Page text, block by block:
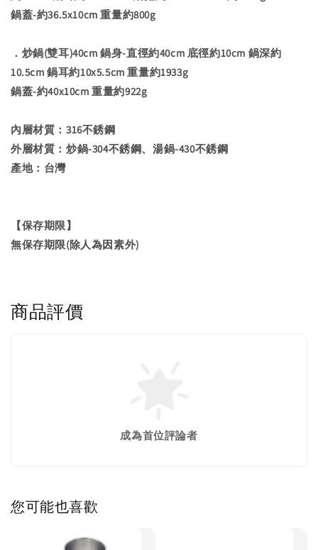
鍋蓋-約36.5x10cm 重量約800g
．炒鍋(雙耳)40cm 鍋身-直徑約40cm 底徑約10cm 鍋深約
10.5cm 鍋耳約10x5.5cm 重量約1933g
鍋蓋-約40x10cm 重量約922g
內層材質：316不銹鋼
外層材質：炒鍋-304不銹鋼、湯鍋-430不銹鋼
產地：台灣
【保存期限】
無保存期限(除人為因素外)
商品評價
成為首位評論者
您可能也喜歡